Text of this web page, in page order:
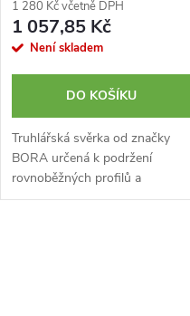
1 280 Kč včetně DPH
1 057,85 Kč
Není skladem
DO KOŠÍKU
Truhlářská svěrka od značky
BORA určená k podržení
rovnoběžných profilů a
truhlářských projektů. Díky